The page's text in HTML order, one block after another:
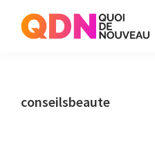
site
conseilsbeaute